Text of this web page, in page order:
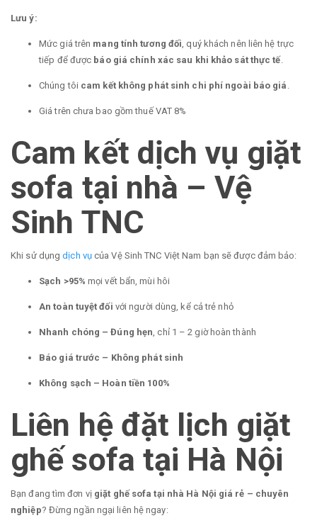
Lưu ý:
Mức giá trên mang tính tương đối , quý khách nên liên hệ trực
tiếp để được báo giá chính xác sau khi khảo sát thực tế.
Chúng tôi cam kết không phát sinh chi phí ngoài báo giá
Giá trên chưa bao gồm thuế VAT 8%
Cam kết dịch vụ giặt
sofa tại nhà – Vệ
Sinh TNC
Khi sử dụngdịch vụcủa Vệ Sinh TNC Việt Nam bạn sẽ được đảm bảo:
Sạch >95% mọi vết bẩn, mùi hôi
An toàn tuyệt đối với người dùng, kể cả trẻ nhỏ
Nhanh chóng – Đúng hẹn, chỉ 1 – 2 giờ hoàn thành
Báo giá trước – Không phát sinh
Không sạch – Hoàn tiền 100%
Liên hệ đặt lịch giặt
ghế sofa tại Hà Nội
Bạn đang tìm đơn vị giặt ghế sofa tại nhà Hà Nội giá rẻ – chuyên
nghiệp? Đừng ngần ngại liên hệ ngay: